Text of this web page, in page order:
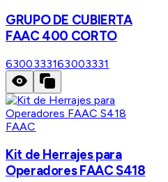
GRUPO DE CUBIERTA
FAAC 400 CORTO
6300333163003331
FAAC
Kit de Herrajes para
Operadores FAAC S418